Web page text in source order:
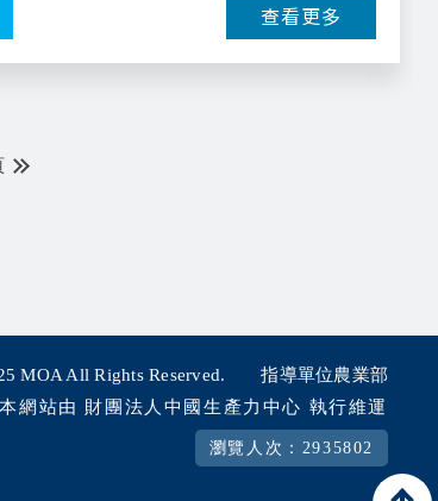
查看更多
MOA All Rights Reserved.
指導單位農業部
本網站由 財團法人中國生產力中心 執行維運
瀏覽人次：2935802